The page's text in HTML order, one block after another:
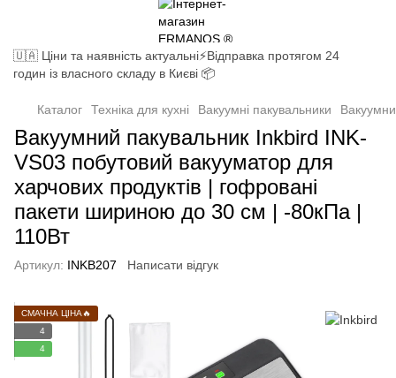
🇺🇦 Ціни та наявність актуальні⚡Відправка протягом 24
годин із власного складу в Києві 📦
Каталог Техніка для кухні Вакуумні пакувальники
Вакуумний пакувальник Inkbird INK-
VS03 побутовий вакууматор для
харчових продуктів | гофровані
пакети шириною до 30 см | -80кПа |
110Вт
Артикул: INKB207 Написати відгук
СМАЧНА ЦІНА🔥
4
4